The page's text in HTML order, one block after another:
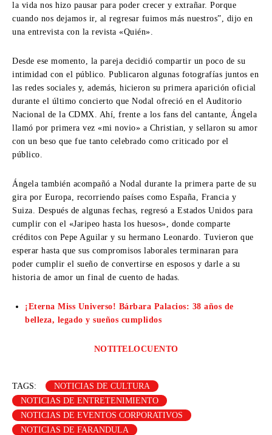
la vida nos hizo pausar para poder crecer y extrañar. Porque
cuando nos dejamos ir, al regresar fuimos más nuestros”, dijo en
una entrevista con la revista «Quién».
Desde ese momento, la pareja decidió compartir un poco de su
intimidad con el público. Publicaron algunas fotografías juntos en
las redes sociales y, además, hicieron su primera aparición oficial
durante el último concierto que Nodal ofreció en el Auditorio
Nacional de la CDMX. Ahí, frente a los fans del cantante, Ángela
llamó por primera vez «mi novio» a Christian, y sellaron su amor
con un beso que fue tanto celebrado como criticado por el
público.
Ángela también acompañó a Nodal durante la primera parte de su
gira por Europa, recorriendo países como España, Francia y
Suiza. Después de algunas fechas, regresó a Estados Unidos para
cumplir con el «Jaripeo hasta los huesos», donde comparte
créditos con Pepe Aguilar y su hermano Leonardo. Tuvieron que
esperar hasta que sus compromisos laborales terminaran para
poder cumplir el sueño de convertirse en esposos y darle a su
historia de amor un final de cuento de hadas.
¡Eterna Miss Universo! Bárbara Palacios: 38 años de
belleza, legado y sueños cumplidos
NOTITELOCUENTO
TAGS:
NOTICIAS DE CULTURA
NOTICIAS DE ENTRETENIMIENTO
NOTICIAS DE EVENTOS CORPORATIVOS
NOTICIAS DE FARANDULA